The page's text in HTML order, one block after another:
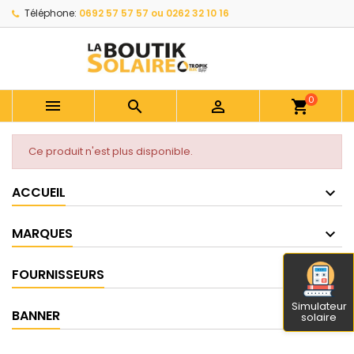
Téléphone: 0692 57 57 57 ou 0262 32 10 16
   shopping_cart0
Ce produit n'est plus disponible.
ACCUEIL
MARQUES
FOURNISSEURS
BANNER
Simulateur
solaire